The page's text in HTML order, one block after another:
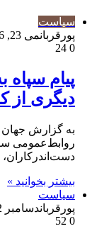
سیاست
پورقربانمی 23, 2026
0
پیام
دیگری از
به گزارش جهان
روابط‌عمومی
بیشتر بخوانید »
سیاست
پورقرباندسامبر 22, 2025
0